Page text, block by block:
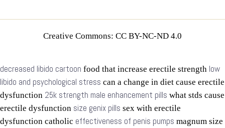
Creative Commons: CC BY-NC-ND 4.0
decreased libido cartoon food that increase erectile strength low
libido and psychological stress can a change in diet cause erectile
dysfunction 25k strength male enhancement pills what stds cause
erectile dysfunction size genix pills sex with erectile
dysfunction catholic effectiveness of penis pumps magnum size